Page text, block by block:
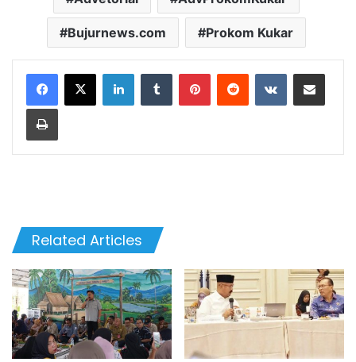
Bujurnews.com Prokom Kukar
LinkedInTumblr PinterestReddit VKontakteShare via Email
Print
Related Articles